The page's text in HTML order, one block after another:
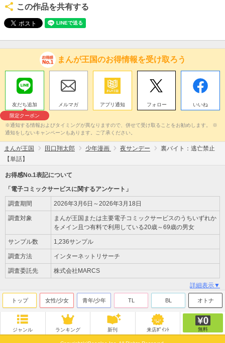
この作品を共有する
まんが王国のお得情報を受け取ろう
友だち追加
限定クーポン
メルマガ アプリ通知 フォロー いいね
※通知する情報およびタイミングが異なりますので、併せて受け取ることをお勧めします。 ※
通知をしないキャンペーンもあります。ご了承ください。
まんが王国 田口翔太郎 少年漫画 夜サンデー
裏バイト：逃亡禁止
【単話】
お得感No.1表記について
「電子コミックサービスに関するアンケート」
調査期間 2026年3月6日～2026年3月18日
調査対象
まんが王国または主要電子コミックサービスのうちいずれか
をメイン且つ有料で利用している20歳～69歳の男女
サンプル数 1,236サンプル
調査方法 インターネットリサーチ
調査委託先 株式会社MARCS
詳細表示▼
トップ 女性/少女 青年/少年 TL BL オトナ
ジャンル ランキング 新刊 来店ﾎﾟｲﾝﾄ 無料